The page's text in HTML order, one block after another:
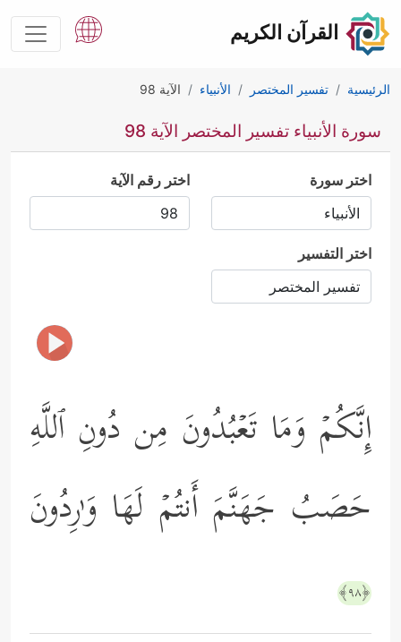
القرآن الكريم
الرئيسية تفسير المختصر الأنبياء الآية 98
سورة الأنبياء تفسير المختصر الآية 98
اختر سورة اختر رقم الآية
اختر التفسير
إِنَّكُمۡ وَمَا تَعۡبُدُونَ مِن دُونِ ٱللَّهِ
حَصَبُ جَهَنَّمَ أَنتُمۡ لَهَا وَ ٰ⁠رِدُونَ
﴿٩٨﴾